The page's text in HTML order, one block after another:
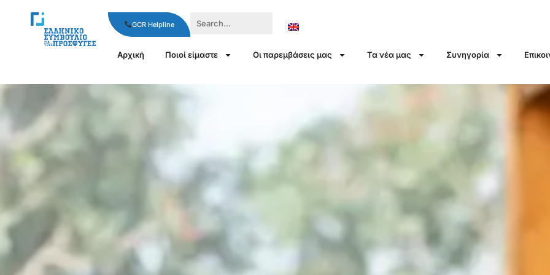
GCR Helpline
Αρχική Ποιοί είμαστε Οι παρεμβάσεις μας Τα νέα μας Συνηγορία